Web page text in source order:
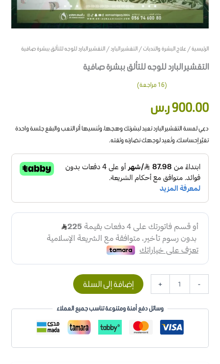
الرئيسية/علاج البشرة والندبات/التقشير البارد/ التقشير البارد للوجه للتألق ببشرة صافية
التقشير البارد للوجه للتألق ببشرة صافية
بـ4.13من
5 بناءً على
عميل
(
16مراجعة)
900.00ر.س
دعِي لمسة التقشير البارد تعيد لبشرتك وهجها، وتُنسيها أثر التعب والبقع جلسة واحدة
تغيّر إحساسك، وتُعيد لوجهك نضارته وثقته.
-
+ إضافة إلى السلة
وسائل دفع أمنة ومتنوعة تناسب جميع العملاء